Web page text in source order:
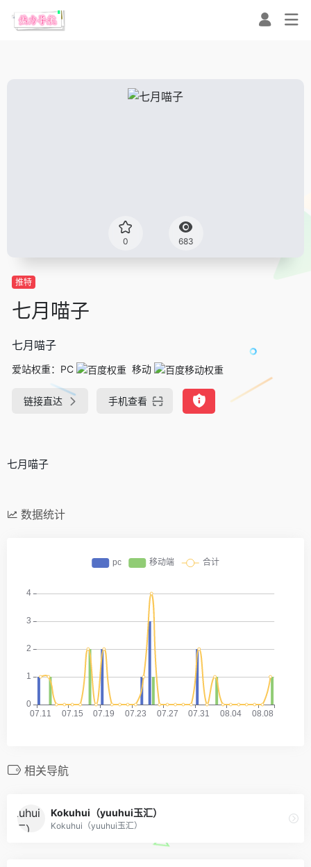
0 683
推特
七月喵子
七月喵子
爱站权重： PC 移动
链接直达 手机查看
七月喵子
数据统计
相关导航
Kokuhui（yuuhui玉汇）
Kokuhui（yuuhui玉汇）